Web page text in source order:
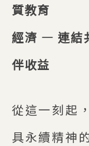
質教育
經濟 — 連結
伴收益
從這一刻起
具永續精神